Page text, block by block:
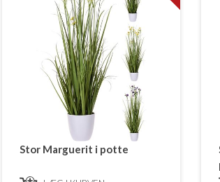
Stor Marguerit i potte